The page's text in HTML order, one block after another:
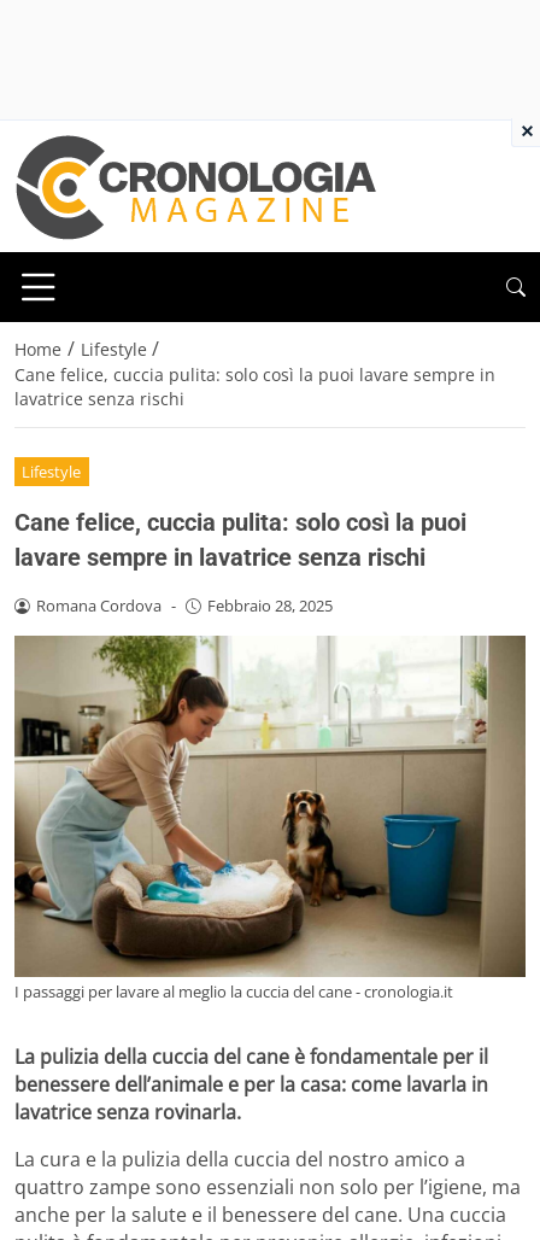
Home / Lifestyle /
Cane felice, cuccia pulita: solo così la puoi lavare sempre in
lavatrice senza rischi
Lifestyle
Cane felice, cuccia pulita: solo così la puoi
lavare sempre in lavatrice senza rischi
Romana Cordova - Febbraio 28, 2025
I passaggi per lavare al meglio la cuccia del cane - cronologia.it
La pulizia della cuccia del cane è fondamentale per il
benessere dell’animale e per la casa: come lavarla in
lavatrice senza rovinarla.
La cura e la pulizia della cuccia del nostro amico a
quattro zampe sono essenziali non solo per l’igiene, ma
anche per la salute e il benessere del cane. Una cuccia
×